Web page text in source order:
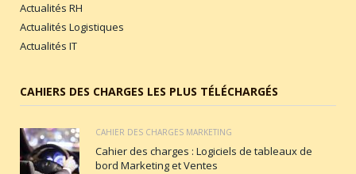
Actualités RH
Actualités Logistiques
Actualités IT
CAHIERS DES CHARGES LES PLUS TÉLÉCHARGÉS
CAHIER DES CHARGES MARKETING
Cahier des charges : Logiciels de tableaux de
bord Marketing et Ventes